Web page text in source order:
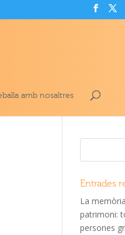
amb nosaltres
Entrades
La
patrimoni:
persones